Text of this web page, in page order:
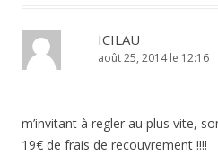
ICILAU
août 25, 2014 le 12:16
m’invitant à regler au plus vite,
19€ de frais de recouvrement !!!!